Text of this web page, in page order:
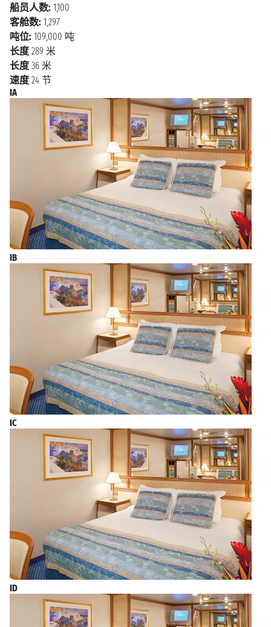
船员人数: 1,100
客舱数: 1,297
吨位: 109,000 吨
长度 289 米
长度 36 米
速度 24 节
IA
IB
IC
ID